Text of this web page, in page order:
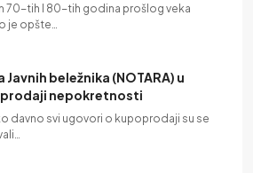
70-tih I 80-tih godina prošlog veka
je opšte…
Javnih beležnika (NOTARA) u
nepokretnosti
davno svi ugovori o kupoprodaji su se